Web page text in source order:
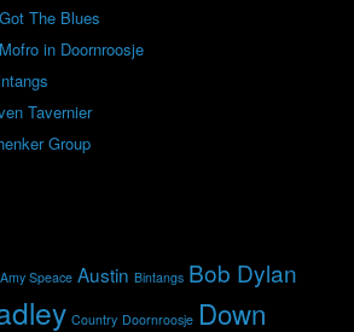
The Blues
in Doornroosje
Tavernier
Group
Amy Speace Austin Bintangs Bob Dylan
Country Doornroosje Down